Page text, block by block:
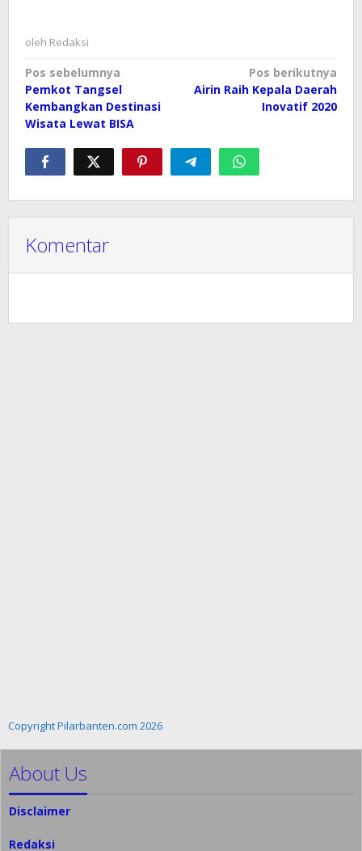
oleh Redaksi
Navigasi
pos
Pos sebelumnya
Pemkot Tangsel
Kembangkan Destinasi
Wisata Lewat BISA
Pos berikutnya
Airin Raih Kepala Daerah
Inovatif 2020
Komentar
Copyright Pilarbanten.com 2026
About Us
Disclaimer
Redaksi